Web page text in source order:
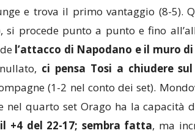
e trova il primo vantaggio (8-5).
si procede punto a punto e fino
l’attacco di Napodano e il muro
ci pensa Tosi a chiudere sul
(1-2 nel conto dei set).
nel quarto set Orago ha la capacità
+4 del 22-17; sembra fatta, ma